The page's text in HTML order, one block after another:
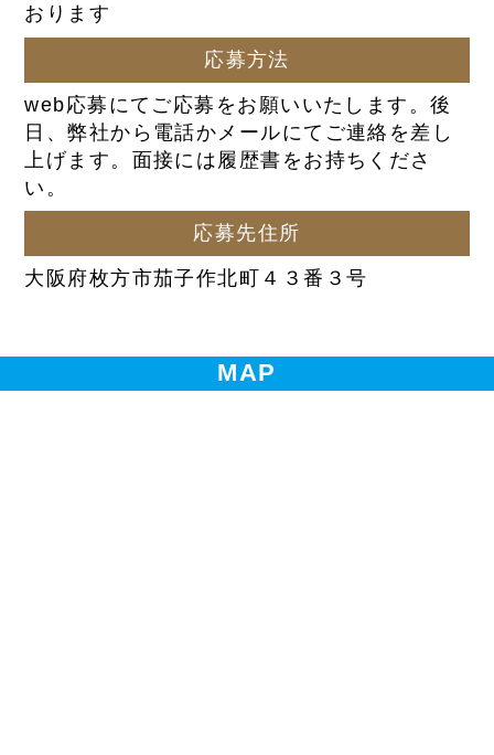
おります
応募方法
web応募にてご応募をお願いいたします。後
日、弊社から電話かメールにてご連絡を差し
上げます。面接には履歴書をお持ちくださ
い。
応募先住所
大阪府枚方市茄子作北町４３番３号
MAP